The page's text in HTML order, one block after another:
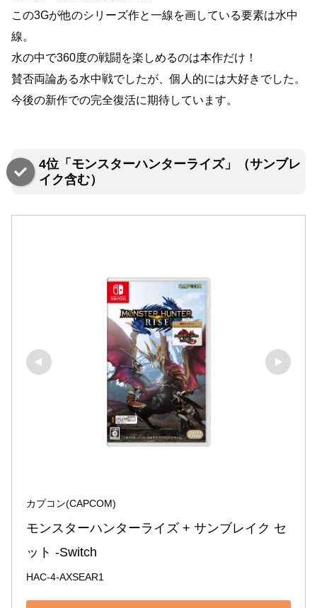
この3Gが他のシリーズ作と一線を画している要素は水中
線。
水の中で360度の戦闘を楽しめるのは本作だけ！
賛否両論ある水中戦でしたが、個人的には大好きでした。
今後の新作での完全復活に期待しています。
4位「モンスターハンターライズ」（サンブレ
イク含む）
カプコン(CAPCOM)
モンスターハンターライズ + サンブレイク セ
ット -Switch
HAC-4-AXSEAR1